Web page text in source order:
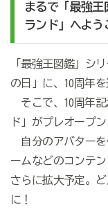
まるで「最強
ランド」へよう
「最強王図鑑」シ
の日」に、10周年を
そこで、10周年記
ド」がプレオープ
自分のアバターを
ームなどのコンテ
さらに拡大予定。
に！